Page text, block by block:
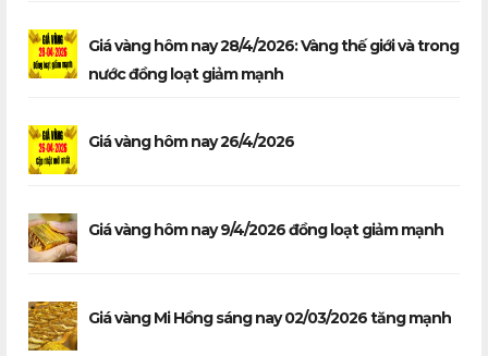
Giá vàng hôm nay 28/4/2026: Vàng thế giới và trong
nước đồng loạt giảm mạnh
Giá vàng hôm nay 26/4/2026
Giá vàng hôm nay 9/4/2026 đồng loạt giảm mạnh
Giá vàng Mi Hồng sáng nay 02/03/2026 tăng mạnh